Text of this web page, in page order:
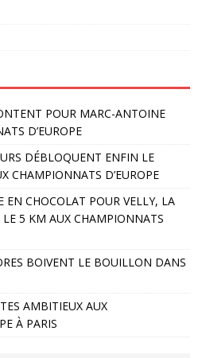
POUR MARC-ANTOINE
D’EUROPE
DÉBLOQUENT ENFIN LE
CHAMPIONNATS D’EUROPE
CHOCOLAT POUR VELLY, LA
LE 5 KM AUX CHAMPIONNATS
BOIVENT LE BOUILLON DANS
AMBITIEUX AUX
À PARIS